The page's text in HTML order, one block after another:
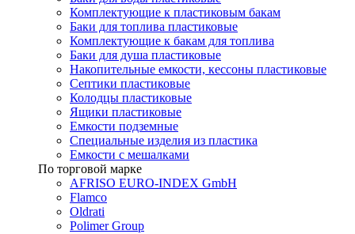
Комплектующие к пластиковым бакам
Баки для топлива пластиковые
Комплектующие к бакам для топлива
Баки для душа пластиковые
Накопительные емкости, кессоны пластиковые
Септики пластиковые
Колодцы пластиковые
Ящики пластиковые
Емкости подземные
Специальные изделия из пластика
Емкости с мешалками
По торговой марке
AFRISO EURO-INDEX GmbH
Flamco
Oldrati
Polimer Group